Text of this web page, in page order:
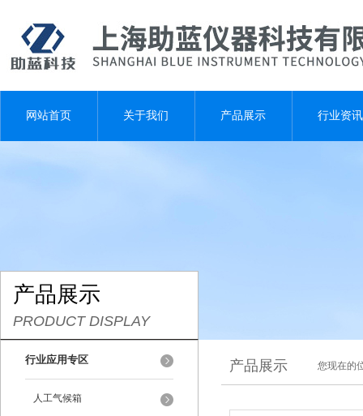
网站首页 关于我们 产品展示 行业资讯
产品展示
PRODUCT DISPLAY
行业应用专区
人工气候箱
产品展示 您现在的